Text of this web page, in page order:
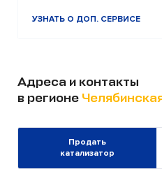
УЗНАТЬ О ДОП. СЕРВИСЕ
Адреса и контакты
в регионе
Продать
катализатор